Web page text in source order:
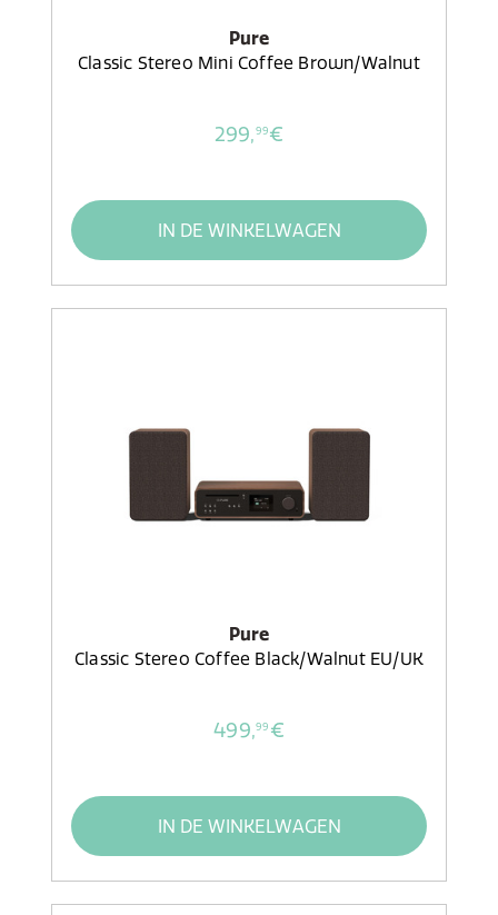
Pure
Classic Stereo Mini Coffee Brown/Walnut
299,99€
IN DE WINKELWAGEN
Pure
Classic Stereo Coffee Black/Walnut EU/UK
499,99 €
IN DE WINKELWAGEN